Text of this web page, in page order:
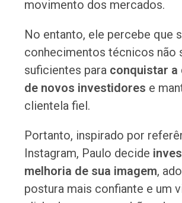
movimento dos mercados.
No entanto, ele percebe que
conhecimentos técnicos não
suficientes para conquistar a
de novos investidores e
clientela fiel.
Portanto, inspirado por
Instagram, Paulo decide
melhoria de sua imagem,
postura mais confiante e um